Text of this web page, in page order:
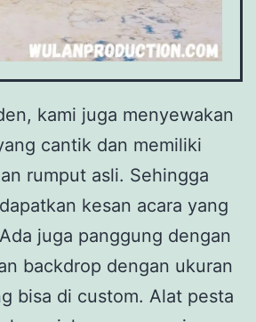
kami juga menyewakan
cantik dan memiliki
rumput asli. Sehingga
kesan acara yang
juga panggung dengan
backdrop dengan ukuran
bisa di custom. Alat pesta